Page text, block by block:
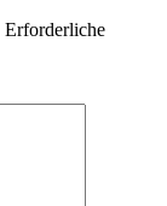
Erforderliche